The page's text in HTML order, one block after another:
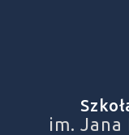
im. Jana